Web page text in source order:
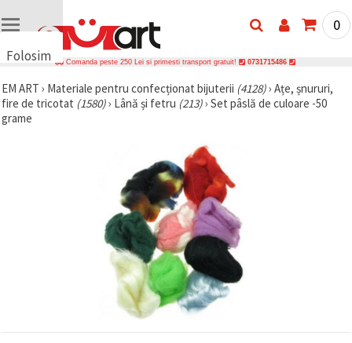
Folosim
uri
🍪 Folosim
cookie-uri
0
Comanda peste 250 Lei si primesti transport gratuit! 0731715486
EM ART › Materiale pentru confecționat bijuterii (4128)› Ațe, șnururi,
fire de tricotat (1580)› Lână și fetru (213)› Set pâslă de culoare -50
grame